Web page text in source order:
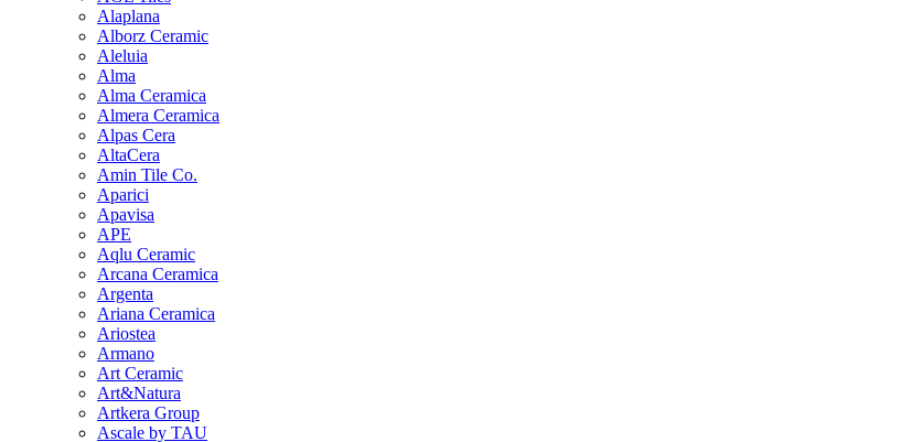
Alaplana
Alborz Ceramic
Aleluia
Alma
Alma Ceramica
Almera Ceramica
Alpas Cera
AltaCera
Amin Tile Co.
Aparici
Apavisa
APE
Aqlu Ceramic
Arcana Ceramica
Argenta
Ariana Ceramica
Ariostea
Armano
Art Ceramic
Art&Natura
Artkera Group
Ascale by TAU